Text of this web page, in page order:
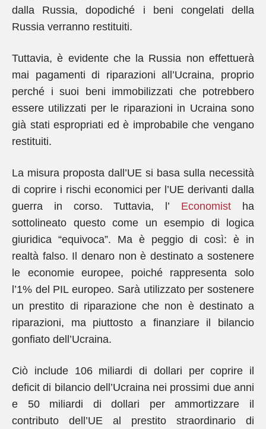
dalla Russia, dopodiché i beni congelati della
Russia verranno restituiti.
Tuttavia, è evidente che la Russia non effettuerà
mai pagamenti di riparazioni all’Ucraina, proprio
perché i suoi beni immobilizzati che potrebbero
essere utilizzati per le riparazioni in Ucraina sono
già stati espropriati ed è improbabile che vengano
restituiti.
La misura proposta dall’UE si basa sulla necessità
di coprire i rischi economici per l’UE derivanti dalla
guerra in corso. Tuttavia, l’ Economist ha
sottolineato questo come un esempio di logica
giuridica “equivoca”. Ma è peggio di così: è in
realtà falso. Il denaro non è destinato a sostenere
le economie europee, poiché rappresenta solo
l’1% del PIL europeo. Sarà utilizzato per sostenere
un prestito di riparazione che non è destinato a
riparazioni, ma piuttosto a finanziare il bilancio
gonfiato dell’Ucraina.
Ciò include 106 miliardi di dollari per coprire il
deficit di bilancio dell’Ucraina nei prossimi due anni
e 50 miliardi di dollari per ammortizzare il
contributo dell’UE al prestito straordinario di